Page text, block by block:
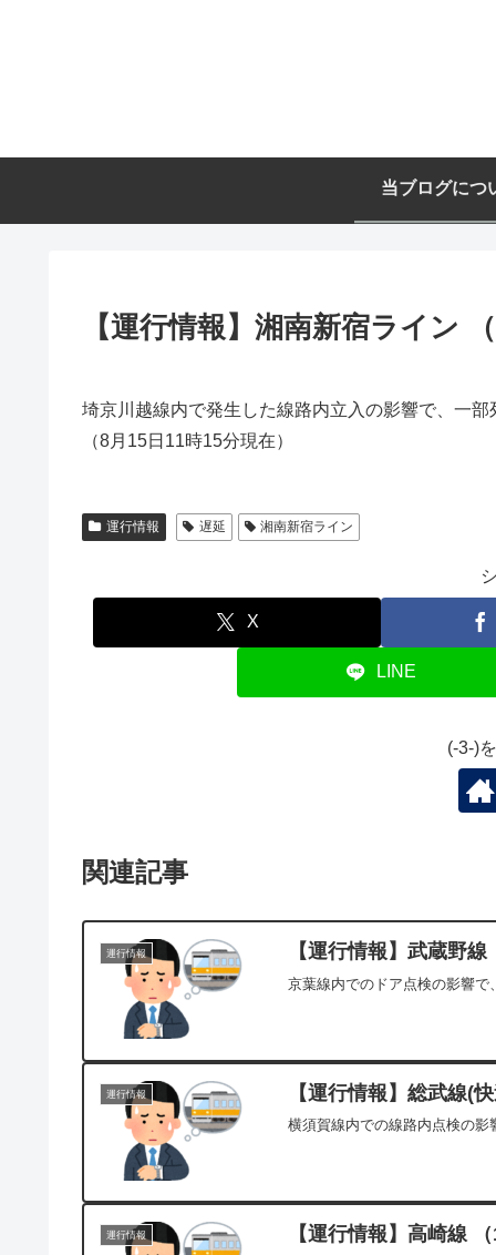
当ブログにつ
【運行情報】湘南新宿ライン
埼京川越線内で発生した線路内立入の影響で、一部
（8月15日11時15分現在）
運行情報 遅延 湘南新宿ライン
X
LINE
(-3-)
関連記事
運行情報 【運行情報】武蔵野
京葉線内でのドア点検の影響で
運行情報 【運行情報】総武線(
横須賀線内での線路内点検の影
運行情報 【運行情報】高崎線